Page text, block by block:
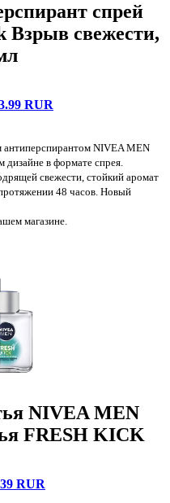
спрей
Взрыв свежести,
RUR
антиперспирантом NIVEA MEN
дизайне в формате спрея.
свежести, стойкий аромат
48 часов. Новый
магазине.
NIVEA MEN
FRESH KICK
RUR